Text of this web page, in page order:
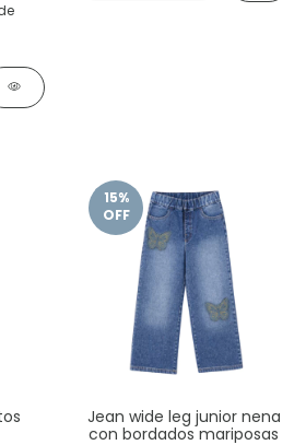
15%
OFF
Jean wide leg junior nena
con bordados mariposas